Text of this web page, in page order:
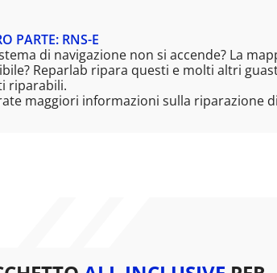
PARTE: RNS-E
di navigazione non si accende? La
Reparlab ripara questi e molti altri
riparabili.
maggiori informazioni sulla riparazione